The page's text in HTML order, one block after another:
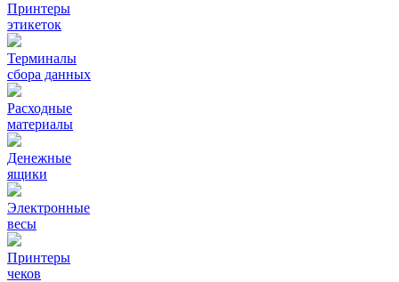
Принтеры
этикеток
Терминалы
сбора данных
Расходные
материалы
Денежные
ящики
Электронные
весы
Принтеры
чеков